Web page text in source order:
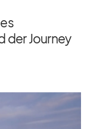
der Journey